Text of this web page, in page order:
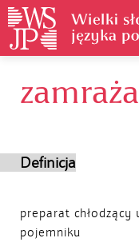
Definicja
preparat chłodzący
pojemniku